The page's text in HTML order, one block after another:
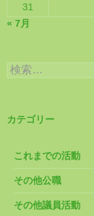
31
« 7月
検
索:
カテゴリー
これまでの活動
その他公職
その他議員活動